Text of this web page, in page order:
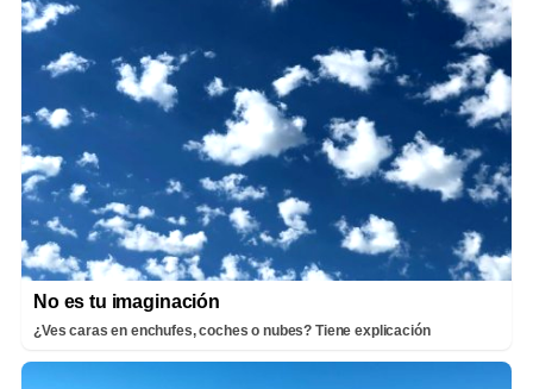
No es tu imaginación
¿Ves caras en enchufes, coches o nubes? Tiene explicación